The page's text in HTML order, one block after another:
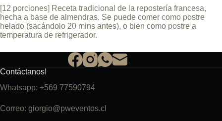
[12 porciones] Receta tradicional de la repostería francesa,
hecha a base de almendras. Se puede comer como postre
helado (sacándolo 20 mins antes), o bien como postre a
temperatura de refrigerador.
Contáctanos!
Whatsapp: +569 77590794
Correo: giorgio@pweventos.cl